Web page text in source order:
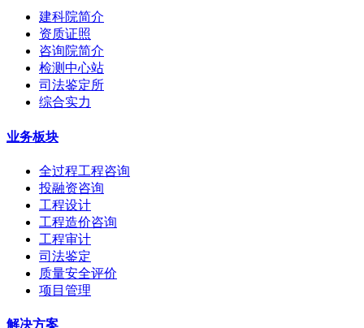
建科院简介
资质证照
咨询院简介
检测中心站
司法鉴定所
综合实力
业务板块
全过程工程咨询
投融资咨询
工程设计
工程造价咨询
工程审计
司法鉴定
质量安全评价
项目管理
解决方案